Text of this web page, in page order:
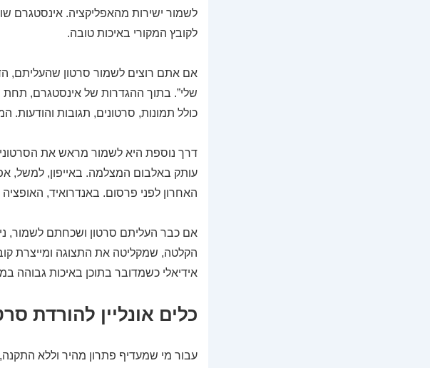
לשמור ישירות מהאפליקציה. אינסטגרם
לקובץ המקורי באיכות טובה.
אם אתם רוצים לשמור סרטון שהעליתם,
שלי”. בתוך ההגדרות של אינסטגרם,
כולל תמונות, סרטונים, תגובות והודעות.
עותק באלבום המצלמה. באייפון, למשל,
האחרון לפני פרסום. באנדרואיד,
אם כבר העליתם סרטון ושכחתם לשמור,
הקלטה, שמקליטה את התצוגה ומייצרת
אידיאלי כשמדובר בתוכן באיכות גבוהה
כלים אונליין להורדת
עבור מי שמעדיף פתרון מהיר וללא התקנה,